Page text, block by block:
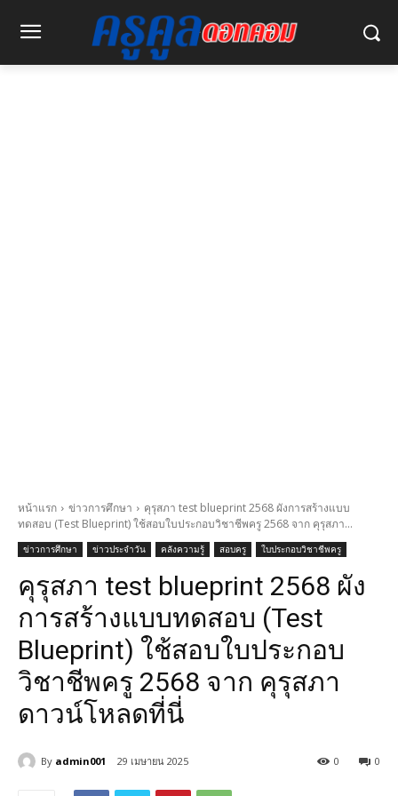
หน้าแรก ข่าวการศึกษา
คุรุสภา test blueprint 2568 ผังการสร้างแบบ
ทดสอบ (Test Blueprint) ใช้สอบใบประกอบวิชาชีพครู 2568 จาก คุรุสภา...
ข่าวการศึกษา ข่าวประจำวัน คลังความรู้ สอบครู ใบประกอบวิชาชีพครู
คุรุสภา test blueprint 2568 ผัง
การสร้างแบบทดสอบ (Test
Blueprint) ใช้สอบใบประกอบ
วิชาชีพครู 2568 จาก คุรุสภา
ดาวน์โหลดที่นี่
By admin001 29 เมษายน 2025 0
0